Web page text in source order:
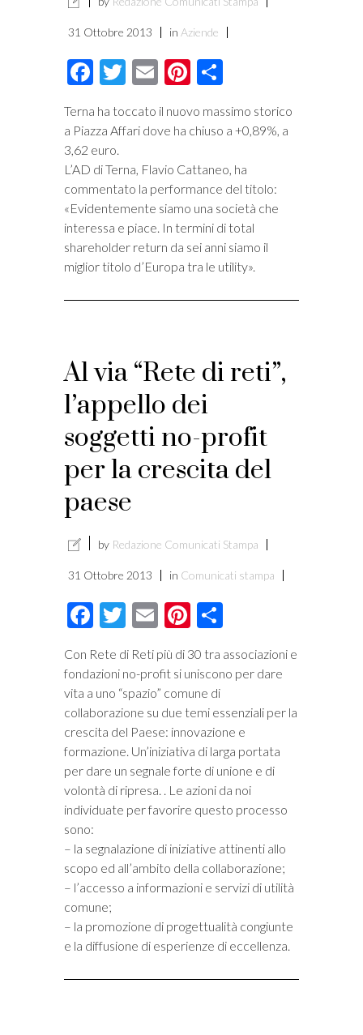
31 Ottobre 2013 in Aziende
Facebook
Twitter
EmailPinterest
Terna ha toccato il nuovo massimo storico
a Piazza Affari dove ha chiuso a +0,89%, a
3,62 euro.
L’AD di Terna, Flavio Cattaneo, ha
commentato la performance del titolo:
«Evidentemente siamo una società che
interessa e piace. In termini di total
shareholder return da sei anni siamo il
miglior titolo d’Europa tra le utility».
Al via “Rete di reti”,
l’appello dei
soggetti no-profit
per la crescita del
paese
by Redazione Comunicati Stampa
31 Ottobre 2013 in Comunicati stampa
Facebook
Twitter
EmailPinterest
Con Rete di Reti più di 30 tra associazioni e
fondazioni no-profit si uniscono per dare
vita a uno “spazio” comune di
collaborazione su due temi essenziali per la
crescita del Paese: innovazione e
formazione. Un’iniziativa di larga portata
per dare un segnale forte di unione e di
volontà di ripresa. . Le azioni da noi
individuate per favorire questo processo
sono:
– la segnalazione di iniziative attinenti allo
scopo ed all’ambito della collaborazione;
– l’accesso a informazioni e servizi di utilità
comune;
– la promozione di progettualità congiunte
e la diffusione di esperienze di eccellenza.